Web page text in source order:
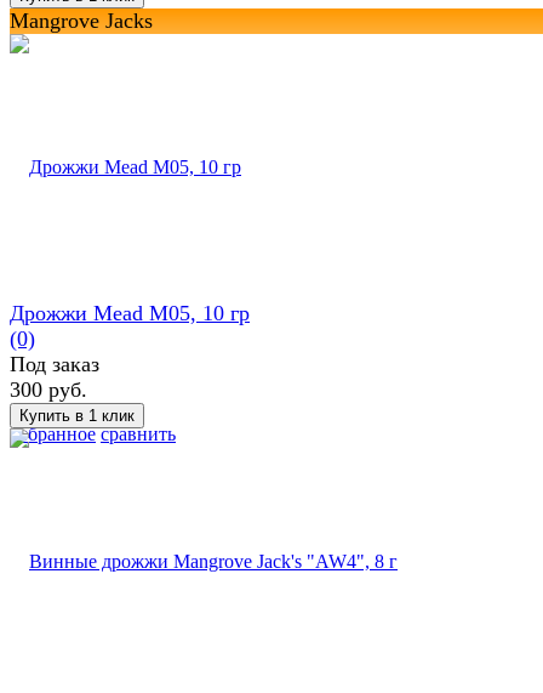
Mangrove Jacks
избранное сравнить
Дрожжи Mead M05, 10 гр
(0)
Под заказ
300 руб.